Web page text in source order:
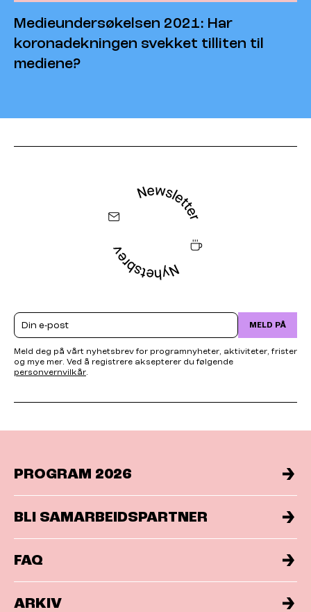
Medieundersøkelsen 2021: Har
koronadekningen svekket tilliten til
mediene?
Email MELD PÅ
Meld deg på vårt nyhetsbrev for programnyheter, aktiviteter, frister
og mye mer. Ved å registrere aksepterer du følgende
personvernvilkår.
PROGRAM 2026
BLI SAMARBEIDSPARTNER
FAQ
ARKIV